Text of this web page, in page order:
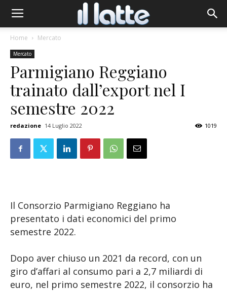
Home Mercato
Mercato
Parmigiano Reggiano
trainato dall’export nel I
semestre 2022
redazione 14 Luglio 2022 1019
Il Consorzio Parmigiano Reggiano ha
presentato i dati economici del primo
semestre 2022.
Dopo aver chiuso un 2021 da record, con un
giro d’affari al consumo pari a 2,7 miliardi di
euro, nel primo semestre 2022, il consorzio ha